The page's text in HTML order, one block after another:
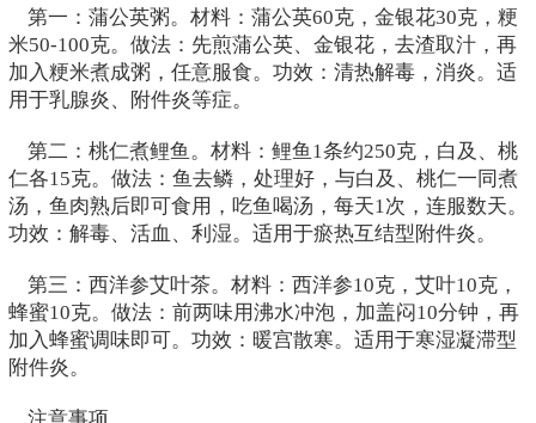
第一：蒲公英粥。材料：蒲公英60克，金银花30克，粳
米50-100克。做法：先煎蒲公英、金银花，去渣取汁，再
加入粳米煮成粥，任意服食。功效：清热解毒，消炎。适
用于乳腺炎、附件炎等症。
第二：桃仁煮鲤鱼。材料：鲤鱼1条约250克，白及、桃
仁各15克。做法：鱼去鳞，处理好，与白及、桃仁一同煮
汤，鱼肉熟后即可食用，吃鱼喝汤，每天1次，连服数天。
功效：解毒、活血、利湿。适用于瘀热互结型附件炎。
第三：西洋参艾叶茶。材料：西洋参10克，艾叶10克，
蜂蜜10克。做法：前两味用沸水冲泡，加盖闷10分钟，再
加入蜂蜜调味即可。功效：暖宫散寒。适用于寒湿凝滞型
附件炎。
注意事项